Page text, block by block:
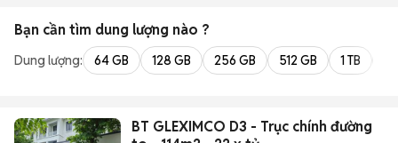
Bạn cần tìm dung lượng nào ?
Dung lượng: 64 GB 128 GB 256 GB 512 GB 1 TB
BT GLEXIMCO D3 - Trục chính đường